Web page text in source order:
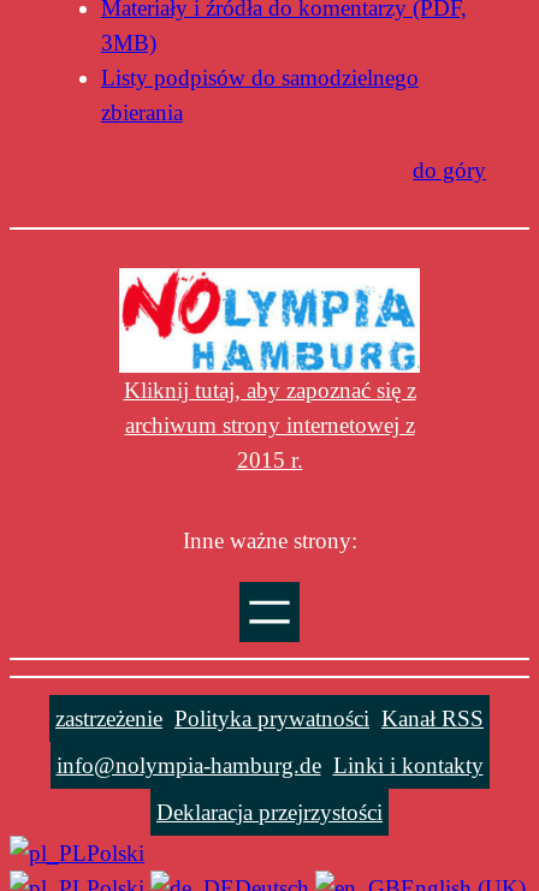
Materiały i źródła do komentarzy (PDF,
3MB)
Listy podpisów do samodzielnego
zbierania
do góry
Kliknij tutaj, aby zapoznać się z
archiwum strony internetowej z
2015 r.
Inne ważne strony:
zastrzeżenie Polityka prywatności Kanał RSS
info@nolympia-hamburg.de Linki i kontakty
Deklaracja przejrzystości
Polski